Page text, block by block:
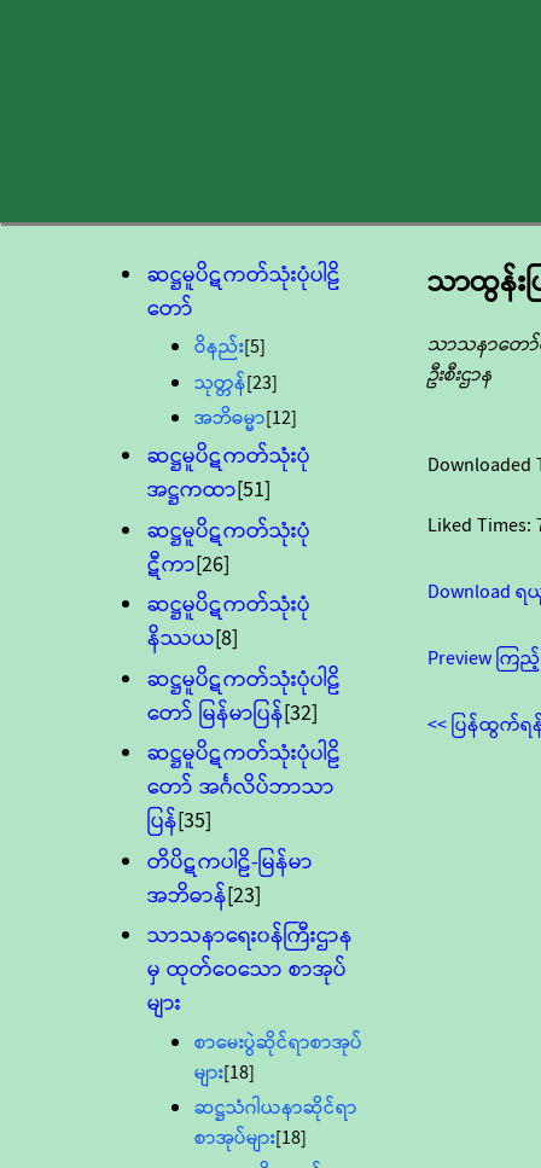
ဆဋ္ဌမူပိဋကတ်သုံးပုံပါဠိ
တော်
ဝိနည်း[5]
သုတ္တန်[23]
အဘိဓမ္မာ[12]
ဆဋ္ဌမူပိဋကတ်သုံးပုံ
အဋ္ဌကထာ[51]
ဆဋ္ဌမူပိဋကတ်သုံးပုံ
ဋီကာ[26]
ဆဋ္ဌမူပိဋကတ်သုံးပုံ
နိဿယ[8]
ဆဋ္ဌမူပိဋကတ်သုံးပုံပါဠိ
တော် မြန်မာပြန်[32]
ဆဋ္ဌမူပိဋကတ်သုံးပုံပါဠိ
တော် အင်္ဂလိပ်ဘာသာ
ပြန်[35]
တိပိဋကပါဠိ-မြန်မာ
အဘိဓာန်[23]
သာသနာရေး၀န်ကြီးဌာန
မှ ထုတ်ဝေသော စာအုပ်
များ
စာမေးပွဲဆိုင်ရာစာအုပ်
များ[18]
ဆဋ္ဌသံဂါယနာဆိုင်ရာ
စာအုပ်များ[18]
သာထွန်းပ
သာသနာတော်ထွ
ဦးစီးဌာန
Downloaded
Liked Times:
Download
Preview ကြ
<< ပြန်ထွက်ရ